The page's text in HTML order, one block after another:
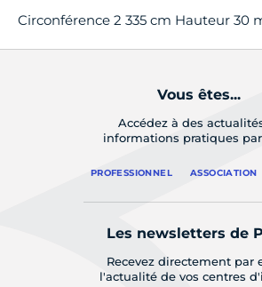
Circonférence 2 335 cm Hauteur 30
Vous êtes...
Accédez à des
informations pratiques
PROFESSIONNEL ASSOCIATION
Les newsletters de
Recevez directement par
l'actualité de vos centres